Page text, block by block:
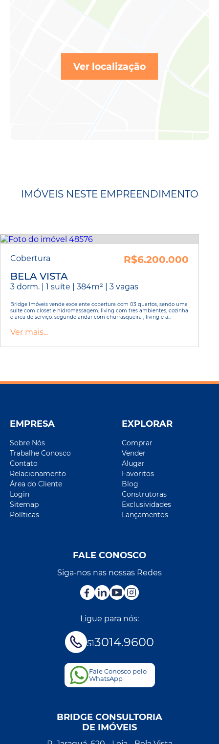
Ver localização
IMÓVEIS NESTE EMPREENDIMENTO
Cobertura
R$6.200.000
BELA VISTA
3 dorm. | 1 suíte | 384m² | 3 vagas
Bridge Imóveis vende excelente cobertura com 03 quartos, sendo uma
suite com closet e hidromassagem, living com tres ambientes, cozinha
e area de serviço. segundo andar com churrasqueira , living e a...
Ver mais...
EMPRESA
Sobre Nós
Trabalhe Conosco
Contato
Relacionamento
Área do Cliente
Login
Sitemap
Políticas
EXPLORAR
Comprar
Vender
Alugar
Favoritos
Blog
Construtoras
Exclusividades
Lançamentos
FALE CONOSCO
Siga-nos nas nossas Redes
Ligue para nós:
513014.9600
Fale Conosco pelo
WhatsApp
BRIDGE CONSULTORIA
DE IMÓVEIS